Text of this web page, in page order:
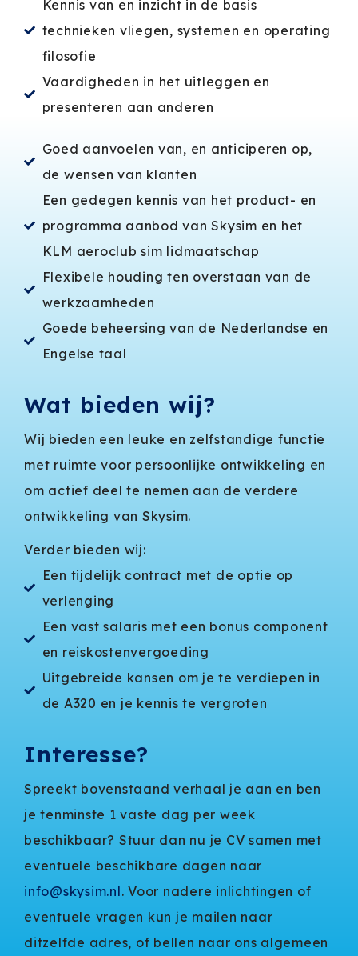
Kennis van en inzicht in de basis
technieken vliegen, systemen en operating
filosofie
Vaardigheden in het uitleggen en
presenteren aan anderen
Goed aanvoelen van, en anticiperen op,
de wensen van klanten
Een gedegen kennis van het product- en
programma aanbod van Skysim en het
KLM aeroclub sim lidmaatschap
Flexibele houding ten overstaan van de
werkzaamheden
Goede beheersing van de Nederlandse en
Engelse taal
Wat bieden wij?
Wij bieden een leuke en zelfstandige functie
met ruimte voor persoonlijke ontwikkeling en
om actief deel te nemen aan de verdere
ontwikkeling van Skysim.
Verder bieden wij:
Een tijdelijk contract met de optie op
verlenging
Een vast salaris met een bonus component
en reiskostenvergoeding
Uitgebreide kansen om je te verdiepen in
de A320 en je kennis te vergroten
Interesse?
Spreekt bovenstaand verhaal je aan en ben
je tenminste 1 vaste dag per week
beschikbaar? Stuur dan nu je CV samen met
eventuele beschikbare dagen naar
info@skysim.nl. Voor nadere inlichtingen of
eventuele vragen kun je mailen naar
ditzelfde adres, of bellen naar ons algemeen